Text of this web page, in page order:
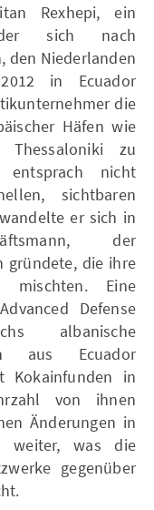
Rexhepi, ein
der sich nach
den Niederlanden
in Ecuador
die
Häfen wie
zu
entsprach nicht
sichtbaren
er sich in
der
gründete, die ihre
Eine
Defense
albanische
aus Ecuador
Kokainfunden in
von ihnen
Änderungen in
weiter, was die
gegenüber